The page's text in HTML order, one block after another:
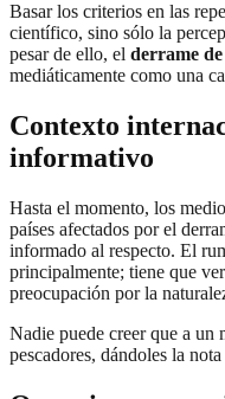
Basar los criterios en las
científico, sino sólo la
pesar de ello, el derrame
mediáticamente como una
Contexto
informativo
Hasta el momento, los
países afectados por el
informado al respecto. El
principalmente; tiene que
preocupación por la
Nadie puede creer que a un
pescadores, dándoles la